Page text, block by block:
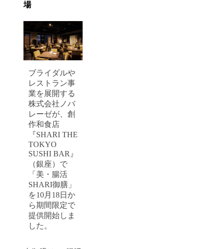
場
ブライダルや
レストラン事
業を展開する
株式会社ノバ
レーゼが、創
作和食店
『SHARI THE
TOKYO
SUSHI BAR』
（銀座）で
「美・腸活
SHARI御膳」
を10月18日か
ら期間限定で
提供開始しま
した。